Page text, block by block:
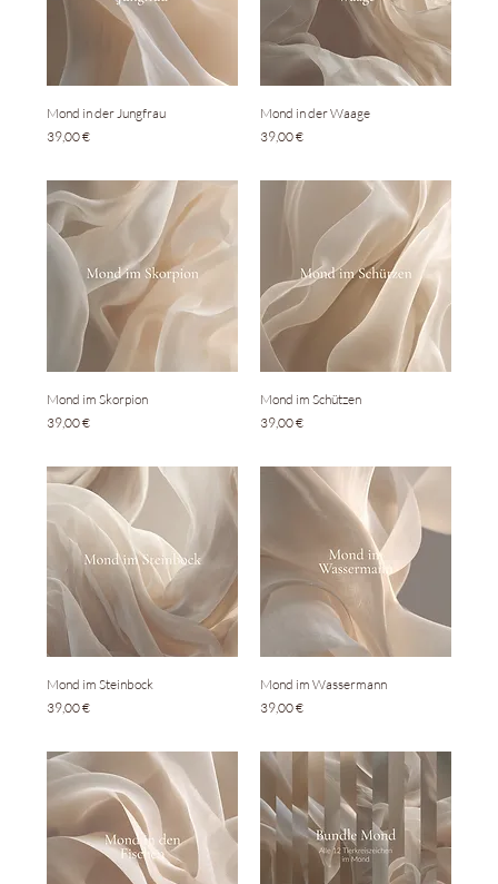
Mond in der Jungfrau
Preis
39,00 €
Mond in der Waage
Preis
39,00 €
Mond im Skorpion
Preis
39,00 €
Mond im Schützen
Preis
39,00 €
Mond im Steinbock
Preis
39,00 €
Mond im Wassermann
Preis
39,00 €